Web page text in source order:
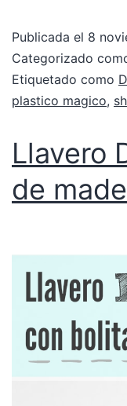
Publicada el 8
Categorizado
Etiquetado como
plastico magico,
Llavero
de